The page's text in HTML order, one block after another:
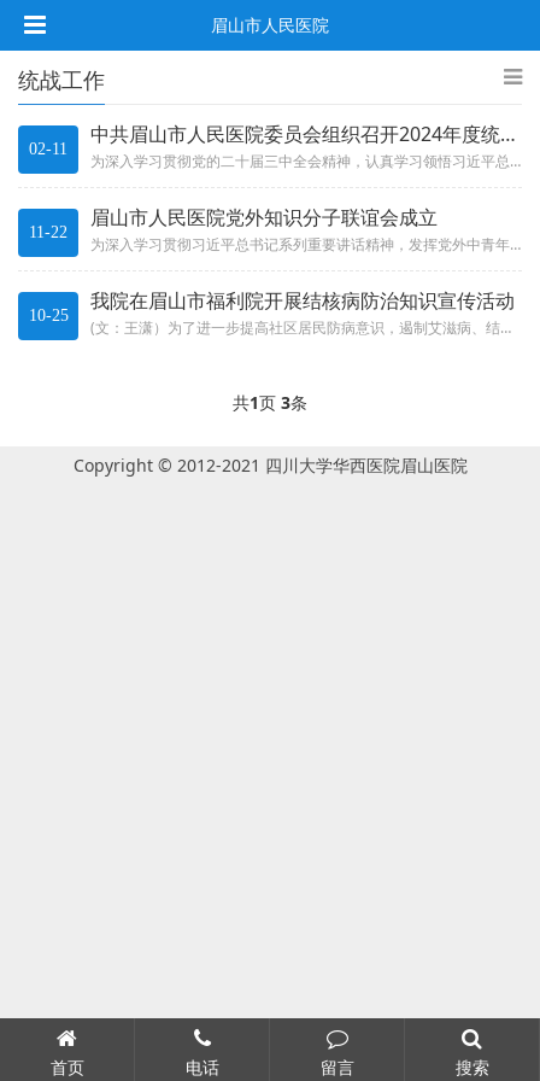
眉山市人民医院
统战工作
02-11
中共眉山市人民医院委员会组织召开2024年度统战工作会
为深入学习贯彻党的二十届三中全会精神，认真学习领悟习近平总书记关于做好新时代党的统一战线工作的重要思想，推动医院各项工作...
11-22
眉山市人民医院党外知识分子联谊会成立
为深入学习贯彻习近平总书记系列重要讲话精神，发挥党外中青年知识分子作用，为医院的改革、发展、稳定大局服务，11月17日，...
10-25
我院在眉山市福利院开展结核病防治知识宣传活动
(文：王潇）为了进一步提高社区居民防病意识，遏制艾滋病、结核病传播，持续强化艾滋病、结核病防治知识宣传“进学校”“进社区...
共1页 3条
Copyright © 2012-2021 四川大学华西医院眉山医院
首页 电话 留言 搜索